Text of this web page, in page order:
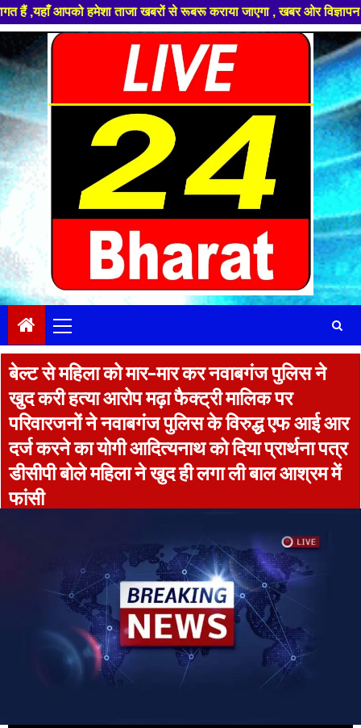
हमेशा ताजा खबरों से रूबरू कराया जाएगा , खबर ओर विज्ञापन के लिए
to
content
Menu
बेल्ट से महिला को मार-मार कर नवाबगंज पुलिस ने
खुद करी हत्या आरोप मढ़ा फैक्ट्री मालिक पर
परिवारजनों ने नवाबगंज पुलिस के विरुद्ध एफ आई आर
दर्ज करने का योगी आदित्यनाथ को दिया प्रार्थना पत्र
डीसीपी बोले महिला ने खुद ही लगा ली बाल आश्रम में
फांसी